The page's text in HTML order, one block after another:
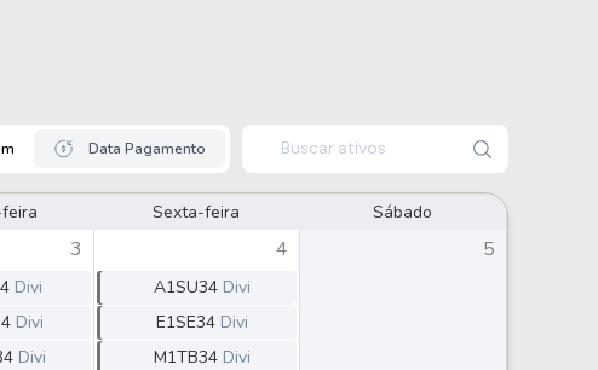
Coin - BNB
Radar do Dividendo Inteligente
Carteiras Recomendadas
As Ações Mais Buscadas
Guia do Iniciante
Data Pagamento Buscar ativos
Sexta-feira Sábado
3
Divi
Divi
Divi
4
A1SU34 Divi
E1SE34 Divi
M1TB34 Divi
5